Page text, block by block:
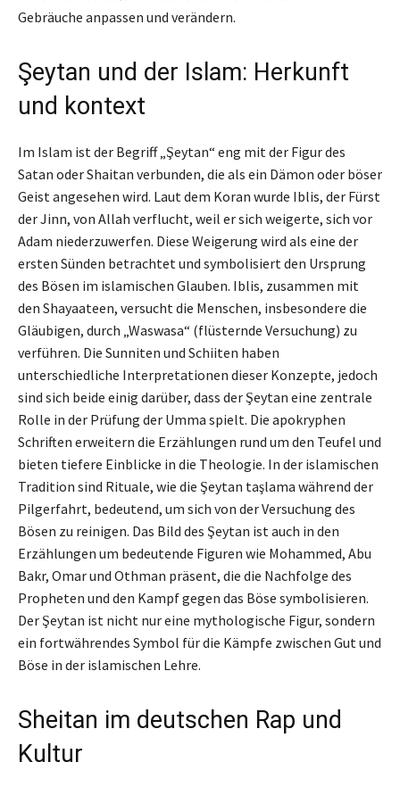
Gebräuche anpassen und verändern.
Şeytan und der Islam: Herkunft
und kontext
Im Islam ist der Begriff „Şeytan“ eng mit der Figur des
Satan oder Shaitan verbunden, die als ein Dämon oder böser
Geist angesehen wird. Laut dem Koran wurde Iblis, der Fürst
der Jinn, von Allah verflucht, weil er sich weigerte, sich vor
Adam niederzuwerfen. Diese Weigerung wird als eine der
ersten Sünden betrachtet und symbolisiert den Ursprung
des Bösen im islamischen Glauben. Iblis, zusammen mit
den Shayaateen, versucht die Menschen, insbesondere die
Gläubigen, durch „Waswasa“ (flüsternde Versuchung) zu
verführen. Die Sunniten und Schiiten haben
unterschiedliche Interpretationen dieser Konzepte, jedoch
sind sich beide einig darüber, dass der Şeytan eine zentrale
Rolle in der Prüfung der Umma spielt. Die apokryphen
Schriften erweitern die Erzählungen rund um den Teufel und
bieten tiefere Einblicke in die Theologie. In der islamischen
Tradition sind Rituale, wie die Şeytan taşlama während der
Pilgerfahrt, bedeutend, um sich von der Versuchung des
Bösen zu reinigen. Das Bild des Şeytan ist auch in den
Erzählungen um bedeutende Figuren wie Mohammed, Abu
Bakr, Omar und Othman präsent, die die Nachfolge des
Propheten und den Kampf gegen das Böse symbolisieren.
Der Şeytan ist nicht nur eine mythologische Figur, sondern
ein fortwährendes Symbol für die Kämpfe zwischen Gut und
Böse in der islamischen Lehre.
Sheitan im deutschen Rap und
Kultur